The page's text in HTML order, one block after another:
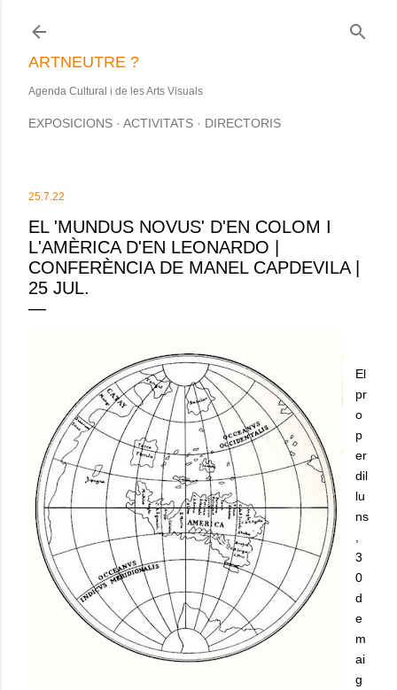
ARTNEUTRE ?
Agenda Cultural i de les Arts Visuals
EXPOSICIONS ACTIVITATS DIRECTORIS
25.7.22
EL 'MUNDUS NOVUS' D'EN COLOM I
L'AMÈRICA D'EN LEONARDO |
CONFERÈNCIA DE MANEL CAPDEVILA |
25 JUL.
El
pr
o
p
er
dil
lu
ns
3
0
d
e
m
ai
g